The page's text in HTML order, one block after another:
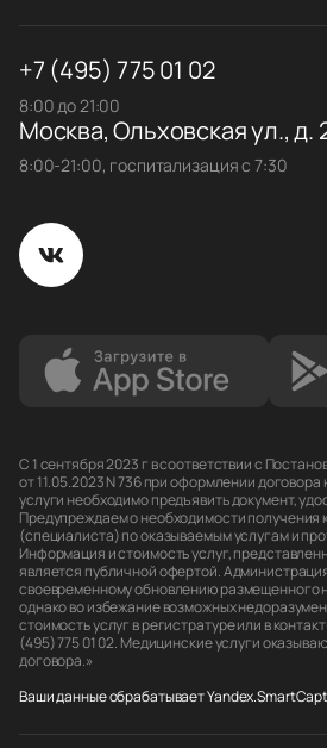
+7 (495) 775 01 02
8:00 до 21:00
Москва, Ольховская ул., д.
8:00-21:00, госпитализация с 7:30
С 1 сентября 2023 г в соответствии с
от 11.05.2023 N 736 при оформлении
услуги необходимо предъявить документ,
Предупреждаем о необходимости получения
(специалиста) по оказываемым услугам и
Информация и стоимость услуг,
является публичной офертой.
своевременному обновлению размещенного
однако во избежание возможных
стоимость услуг в регистратуре или в
(495) 775 01 02. Медицинские услуги
договора.»
Ваши данные обрабатывает